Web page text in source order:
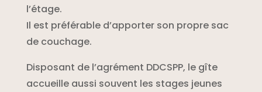
l’étage.
Il est préférable d’apporter son propre sac
de couchage.
Disposant de l’agrément DDCSPP, le gîte
accueille aussi souvent les stages jeunes